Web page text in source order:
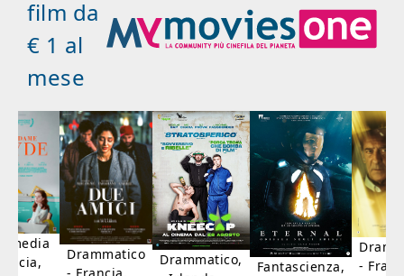
film da
€ 1 al
mese
Drammatico
- Francia,
Drammatico,
Fantascienza,
-